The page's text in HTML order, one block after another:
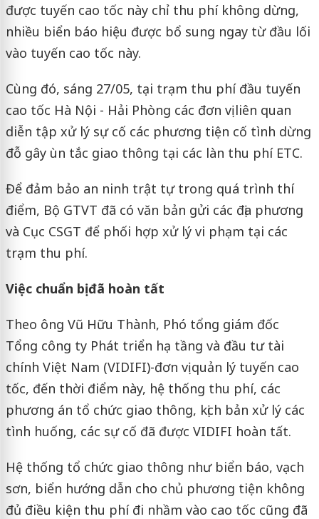
được tuyến cao tốc này chỉ thu phí không dừng,
nhiều biển báo hiệu được bổ sung ngay từ đầu lối
vào tuyến cao tốc này.
Cùng đó, sáng 27/05, tại trạm thu phí đầu tuyến
cao tốc Hà Nội - Hải Phòng các đơn vị liên quan
diễn tập xử lý sự cố các phương tiện cố tình dừng
đỗ gây ùn tắc giao thông tại các làn thu phí ETC.
Để đảm bảo an ninh trật tự trong quá trình thí
điểm, Bộ GTVT đã có văn bản gửi các địa phương
và Cục CSGT để phối hợp xử lý vi phạm tại các
trạm thu phí.
Việc chuẩn bị đã hoàn tất
Theo ông Vũ Hữu Thành, Phó tổng giám đốc
Tổng công ty Phát triển hạ tầng và đầu tư tài
chính Việt Nam (VIDIFI)-đơn vị quản lý tuyến cao
tốc, đến thời điểm này, hệ thống thu phí, các
phương án tổ chức giao thông, kịch bản xử lý các
tình huống, các sự cố đã được VIDIFI hoàn tất.
Hệ thống tổ chức giao thông như biển báo, vạch
sơn, biển hướng dẫn cho chủ phương tiện không
đủ điều kiện thu phí đi nhầm vào cao tốc cũng đã